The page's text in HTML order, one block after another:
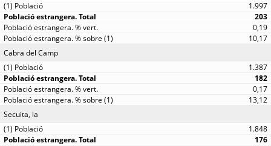
1.997
203
0,19
10,17
Cabra del Camp
1.387
182
0,17
13,12
Secuita, la
1.848
176